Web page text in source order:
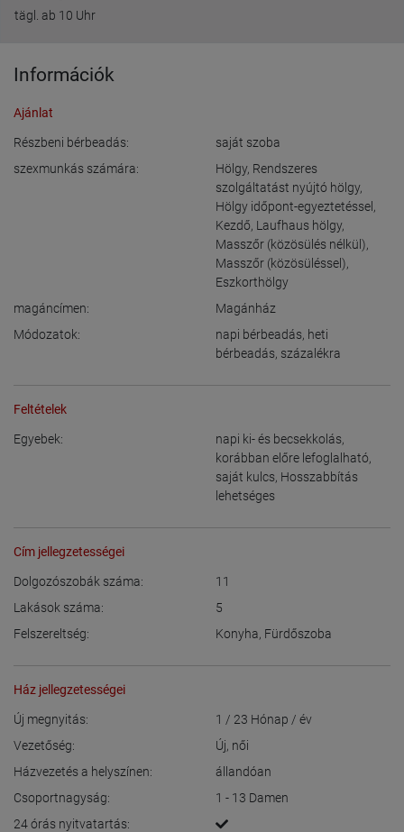
tägl. ab 10 Uhr
Információk
Ajánlat
Részbeni bérbeadás:
saját szoba
szexmunkás számára:
Hölgy, Rendszeres
szolgáltatást nyújtó hölgy,
Hölgy időpont-egyeztetéssel ,
Kezdő, Laufhaus hölgy,
Masszőr (közösülés nélkül),
Masszőr (közösüléssel),
Eszkorthölgy
magáncímen:
Magánház
Módozatok:
napi bérbeadás, heti
bérbeadás, százalékra
Feltételek
Egyebek: napi ki- és becsekkolás,
korábban előre lefoglalható,
saját kulcs, Hosszabbítás
lehetséges
Cím jellegzetességei
Dolgozószobák száma:
11
Lakások száma:
5
Felszereltség:
Konyha, Fürdőszoba
Ház jellegzetességei
Új megnyitás: 1 / 23 Hónap / év
Vezetőség:
Új, női
Házvezetés a helyszínen:
állandóan
Csoportnagyság:
1 - 13 Damen
24 órás nyitvatartás: